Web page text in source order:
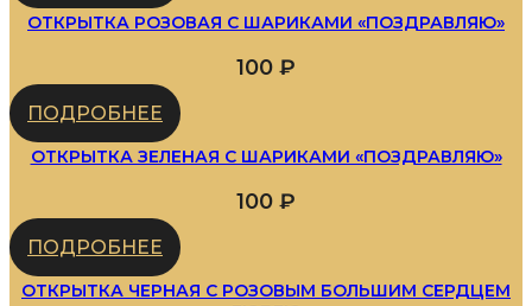
ОТКРЫТКА РОЗОВАЯ С ШАРИКАМИ «ПОЗДРАВЛЯЮ»
100 ₽
ПОДРОБНЕЕ
ОТКРЫТКА ЗЕЛЕНАЯ С ШАРИКАМИ «ПОЗДРАВЛЯЮ»
100 ₽
ПОДРОБНЕЕ
ОТКРЫТКА ЧЕРНАЯ С РОЗОВЫМ БОЛЬШИМ СЕРДЦЕМ